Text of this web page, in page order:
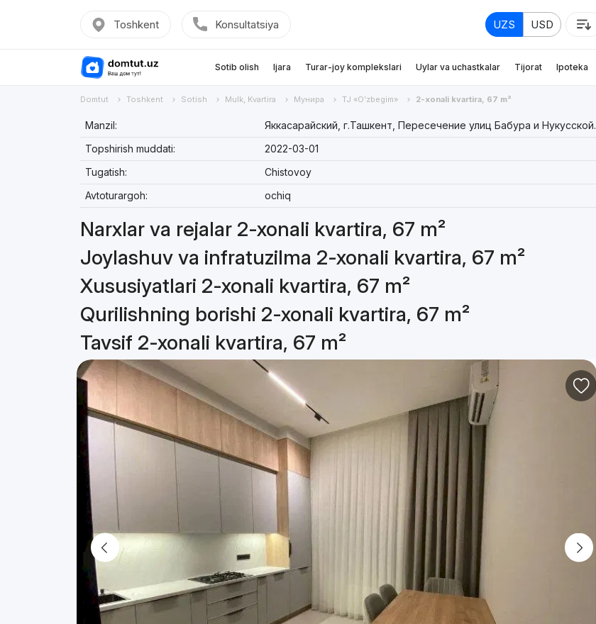
Toshkent Konsultatsiya UZS USD
Sotib olish Ijara Turar-joy komplekslari Uylar va uchastkalar Tijorat Ipoteka
Domtut Toshkent Sotish Mulk, Kvartira Мунира TJ «O’zbegim» 2-xonali kvartira, 67 m²
Manzil:
Яккасарайский, г.Ташкент, Пересечение улиц Бабура и Нукусской.
Topshirish muddati:
2022-03-01
Tugatish:
Chistovoy
Avtoturargoh:
ochiq
Narxlar va rejalar 2-xonali kvartira, 67 m²
Joylashuv va infratuzilma 2-xonali kvartira, 67 m²
Xususiyatlari 2-xonali kvartira, 67 m²
Qurilishning borishi 2-xonali kvartira, 67 m²
Tavsif 2-xonali kvartira, 67 m²